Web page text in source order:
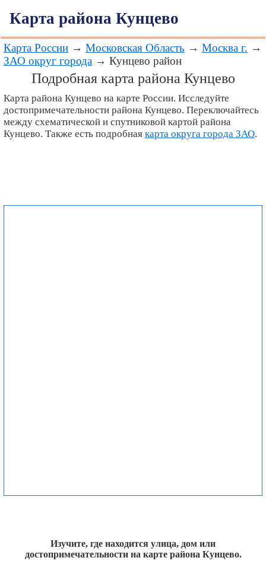
Карта района Кунцево
Карта России → Московская Область → Москва г. →
ЗАО округ города → Кунцево район
Подробная карта района Кунцево
Карта района Кунцево на карте России. Исследуйте
достопримечательности района Кунцево. Переключайтесь
между схематической и спутниковой картой района
Кунцево. Также есть подробная карта округа города ЗАО.
Изучите, где находится улица, дом или
достопримечательности на карте района Кунцево.